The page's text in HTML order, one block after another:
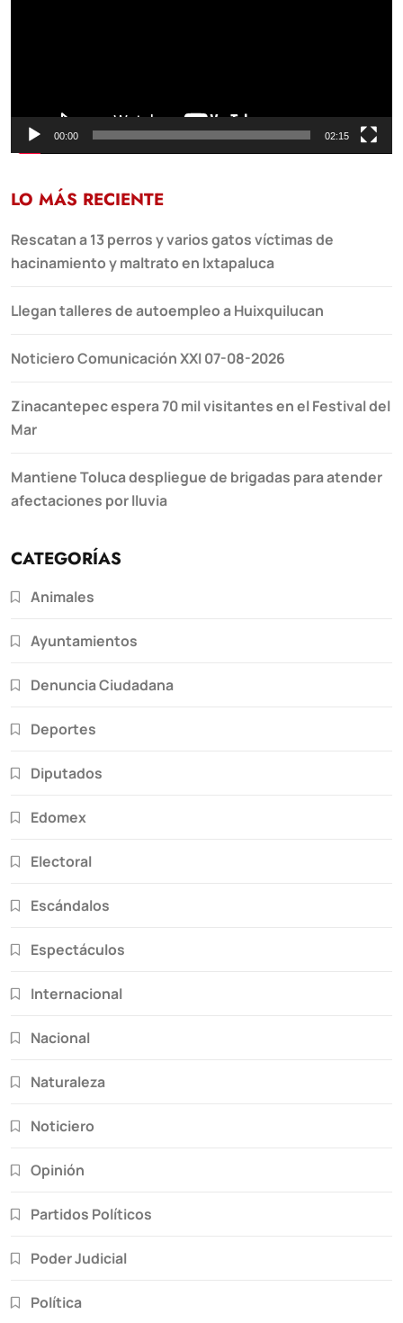
00:00 02:15
LO MÁS RECIENTE
Rescatan a 13 perros y varios gatos víctimas de
hacinamiento y maltrato en Ixtapaluca
Llegan talleres de autoempleo a Huixquilucan
Noticiero Comunicación XXI 07-08-2026
Zinacantepec espera 70 mil visitantes en el Festival del
Mar
Mantiene Toluca despliegue de brigadas para atender
afectaciones por lluvia
CATEGORÍAS
Animales
Ayuntamientos
Denuncia Ciudadana
Deportes
Diputados
Edomex
Electoral
Escándalos
Espectáculos
Internacional
Nacional
Naturaleza
Noticiero
Opinión
Partidos Políticos
Poder Judicial
Política